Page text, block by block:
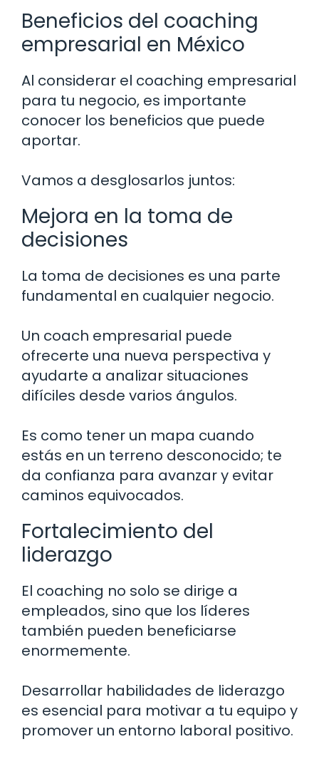
Beneficios del coaching
empresarial en México
Al considerar el coaching empresarial
para tu negocio, es importante
conocer los beneficios que puede
aportar.
Vamos a desglosarlos juntos:
Mejora en la toma de
decisiones
La toma de decisiones es una parte
fundamental en cualquier negocio.
Un coach empresarial puede
ofrecerte una nueva perspectiva y
ayudarte a analizar situaciones
difíciles desde varios ángulos.
Es como tener un mapa cuando
estás en un terreno desconocido; te
da confianza para avanzar y evitar
caminos equivocados.
Fortalecimiento del
liderazgo
El coaching no solo se dirige a
empleados, sino que los líderes
también pueden beneficiarse
enormemente.
Desarrollar habilidades de liderazgo
es esencial para motivar a tu equipo y
promover un entorno laboral positivo.